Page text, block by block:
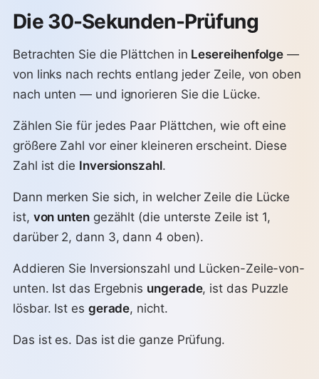
Die 30-Sekunden-Prüfung
Betrachten Sie die Plättchen in Lesereihenfolge —
von links nach rechts entlang jeder Zeile, von oben
nach unten — und ignorieren Sie die Lücke.
Zählen Sie für jedes Paar Plättchen, wie oft eine
größere Zahl vor einer kleineren erscheint. Diese
Zahl ist die Inversionszahl.
Dann merken Sie sich, in welcher Zeile die Lücke
ist, von untengezählt (die unterste Zeile ist 1,
darüber 2, dann 3, dann 4 oben).
Addieren Sie Inversionszahl und Lücken-Zeile-von-
unten. Ist das Ergebnis ungerade, ist das Puzzle
lösbar. Ist es gerade, nicht.
Das ist es. Das ist die ganze Prüfung.